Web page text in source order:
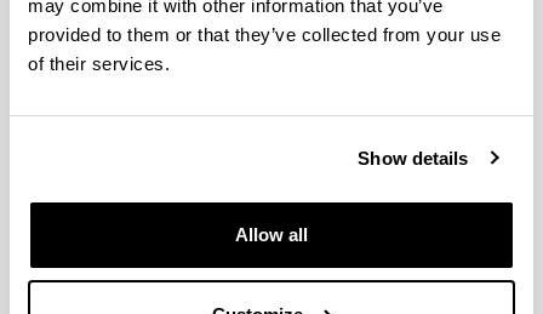
may combine it with other information that you’ve
provided to them or that they’ve collected from your use
of their services.
Show details
Allow all
Investigación del Sistema Universitario Vasco
(GIC13/IT710-13)
geométricas de sistemas lineales de control y
"Unidad de Formación e Investigación de
Matemáticas y aplicaciones (UFI11/52)